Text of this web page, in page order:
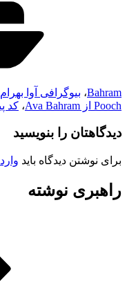
Bahram، بیوگرافی آوا بهرام
Pooch از Ava Bahram
، کد
دیدگاهتان را بنویسید
برای نوشتن دیدگاه باید
راهبری نوشته